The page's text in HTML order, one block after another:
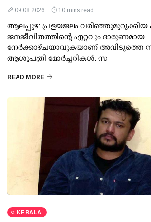
09 08 2026 10 mins read
ആലപ്പുഴ: പ്രളയജലം വരിഞ്ഞുമുറുക്കിയ
ജനജീവിതത്തിന്റെ ഏറ്റവും ദാരുണമായ
നേര്‍ക്കാഴ്ചയാവുകയാണ് അവിടുത്തെ
ആശുപത്രി മോര്‍ച്ചറികള്‍. സ
READ MORE
KERALA